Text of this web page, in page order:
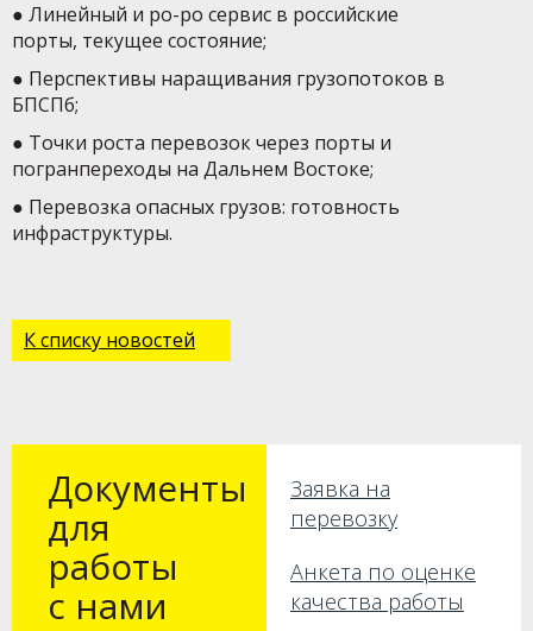
● Линейный и ро-ро сервис в российские
порты, текущее состояние;
● Перспективы наращивания грузопотоков в
БПСПб;
● Точки роста перевозок через порты и
погранпереходы на Дальнем Востоке;
● Перевозка опасных грузов: готовность
инфраструктуры.
К списку новостей
Документы
для
работы
с нами
Заявка на
перевозку
Анкета по оценке
качества работы